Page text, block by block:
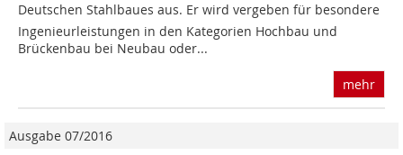
Deutschen Stahlbaues aus. Er wird vergeben für besondere
Ingenieurleistungen in den Kategorien Hochbau und
Brückenbau bei Neubau oder...
mehr
Ausgabe 07/2016